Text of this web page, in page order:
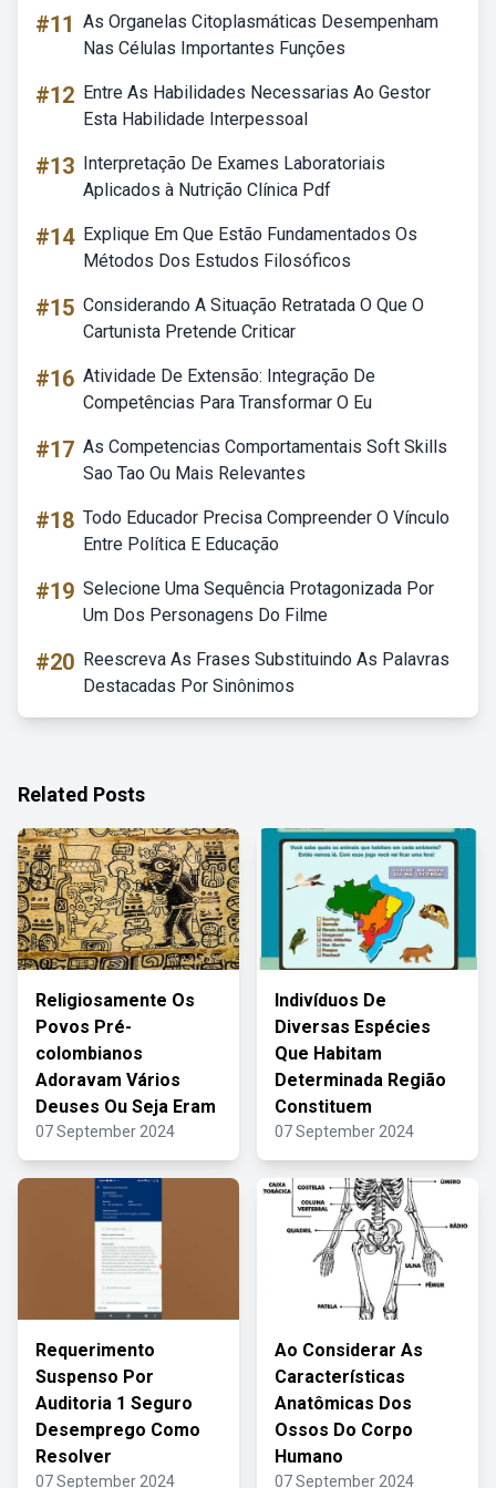
#11 As Organelas Citoplasmáticas Desempenham
Nas Células Importantes Funções
#12 Entre As Habilidades Necessarias Ao Gestor
Esta Habilidade Interpessoal
#13 Interpretação De Exames Laboratoriais
Aplicados à Nutrição Clínica Pdf
#14 Explique Em Que Estão Fundamentados Os
Métodos Dos Estudos Filosóficos
#15 Considerando A Situação Retratada O Que O
Cartunista Pretende Criticar
#16 Atividade De Extensão: Integração De
Competências Para Transformar O Eu
#17 As Competencias Comportamentais Soft Skills
Sao Tao Ou Mais Relevantes
#18 Todo Educador Precisa Compreender O Vínculo
Entre Política E Educação
#19 Selecione Uma Sequência Protagonizada Por
Um Dos Personagens Do Filme
#20 Reescreva As Frases Substituindo As Palavras
Destacadas Por Sinônimos
Related Posts
Religiosamente Os
Povos Pré-
colombianos
Adoravam Vários
Deuses Ou Seja Eram
07 September 2024
Indivíduos De
Diversas Espécies
Que Habitam
Determinada Região
Constituem
07 September 2024
Requerimento
Suspenso Por
Auditoria 1 Seguro
Desemprego Como
Resolver
07 September 2024
Ao Considerar As
Características
Anatômicas Dos
Ossos Do Corpo
Humano
07 September 2024